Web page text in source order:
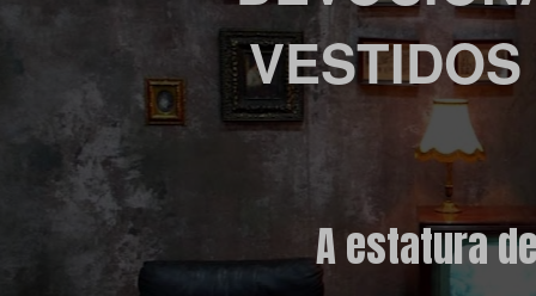
A estatura